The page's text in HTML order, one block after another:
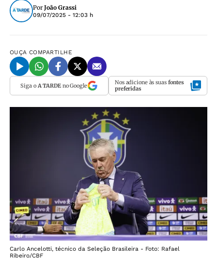
Por João Grassi
09/07/2025 - 12:03 h
OUÇA COMPARTILHE
Siga o A TARDEno Google Nos adicione às suas fontes
preferidas
Carlo Ancelotti, técnico da Seleção Brasileira - Foto: Rafael
Ribeiro/CBF